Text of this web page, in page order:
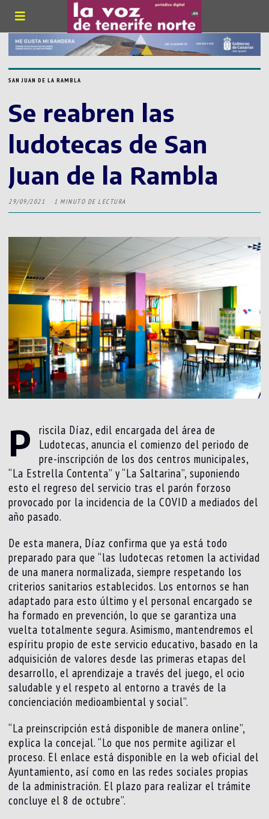
SAN JUAN DE LA RAMBLA
Se reabren las
ludotecas de San
Juan de la Rambla
29/09/2021 1 MINUTO DE LECTURA
P
riscila Díaz, edil encargada del área de
Ludotecas, anuncia el comienzo del periodo de
pre-inscripción de los dos centros municipales,
“La Estrella Contenta” y “La Saltarina”, suponiendo
esto el regreso del servicio tras el parón forzoso
provocado por la incidencia de la COVID a mediados del
año pasado.
De esta manera, Díaz confirma que ya está todo
preparado para que “las ludotecas retomen la actividad
de una manera normalizada, siempre respetando los
criterios sanitarios establecidos. Los entornos se han
adaptado para esto último y el personal encargado se
ha formado en prevención, lo que se garantiza una
vuelta totalmente segura. Asimismo, mantendremos el
espíritu propio de este servicio educativo, basado en la
adquisición de valores desde las primeras etapas del
desarrollo, el aprendizaje a través del juego, el ocio
saludable y el respeto al entorno a través de la
concienciación medioambiental y social”.
“La preinscripción está disponible de manera online”,
explica la concejal. “Lo que nos permite agilizar el
proceso. El enlace está disponible en la web oficial del
Ayuntamiento, así como en las redes sociales propias
de la administración. El plazo para realizar el trámite
concluye el 8 de octubre”.